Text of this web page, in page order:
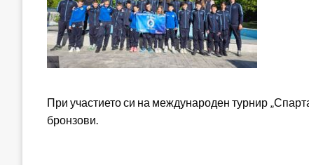
При участието си на международен турнир
бронзови.